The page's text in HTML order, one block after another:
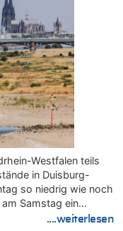
Westfalen teils
in Duisburg-
so niedrig wie noch
Samstag ein…
....weiterlesen